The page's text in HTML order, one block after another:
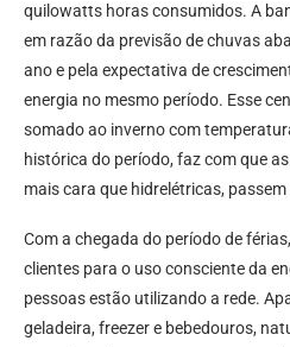
quilowatts horas consumidos. A
em razão da previsão de chuvas
ano e pela expectativa de
energia no mesmo período. Esse
somado ao inverno com
histórica do período, faz com que
mais cara que hidrelétricas,
Com a chegada do período de
clientes para o uso consciente da
pessoas estão utilizando a rede.
geladeira, freezer e bebedouros,